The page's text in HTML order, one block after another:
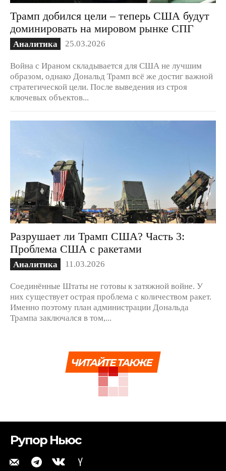
Трамп добился цели – теперь США будут
доминировать на мировом рынке СПГ
Аналитика 25.03.2026
Война с Ираном складывается для США не лучшим
образом, однако Дональд Трамп всё же достиг важной
стратегической цели. После выведения из строя
ключевых объектов...
Разрушает ли Трамп США? Часть 3:
Проблема США с ракетами
Аналитика 11.03.2026
Соединённые Штаты не готовы к затяжной войне. У
них существует острая проблема с количеством ракет.
Именно поэтому план администрации Дональда
Трампа заключался в том,...
ЧИТАЙТЕ ТАКЖЕ
Рупор Ньюс